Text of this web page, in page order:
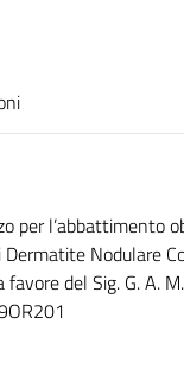
per l’abbattimento
Nodulare
favore del Sig. G. A.